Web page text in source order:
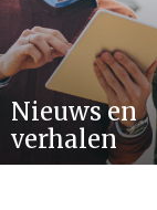
Nieuws en
verhalen